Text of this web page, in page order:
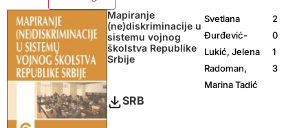
Mapiranje
(ne)diskriminacije u
sistemu vojnog
školstva Republike
Srbije
Svetlana
Đurđević-
Lukić, Jelena
Radoman,
Marina Tadić
2
0
1
3
SRB